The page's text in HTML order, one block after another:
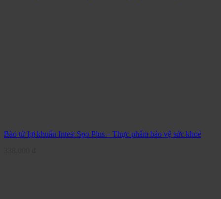
Bào tử lợi khuẩn Intest Spo Plus – Thực phẩm bảo vệ sức khoẻ